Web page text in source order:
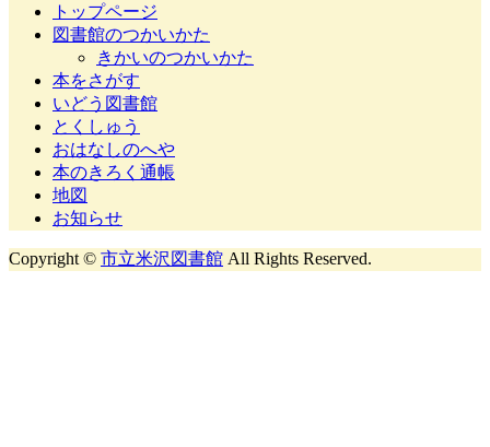
トップページ
図書館のつかいかた
きかいのつかいかた
本をさがす
いどう図書館
とくしゅう
おはなしのへや
本のきろく通帳
地図
お知らせ
Copyright © 市立米沢図書館 All Rights Reserved.